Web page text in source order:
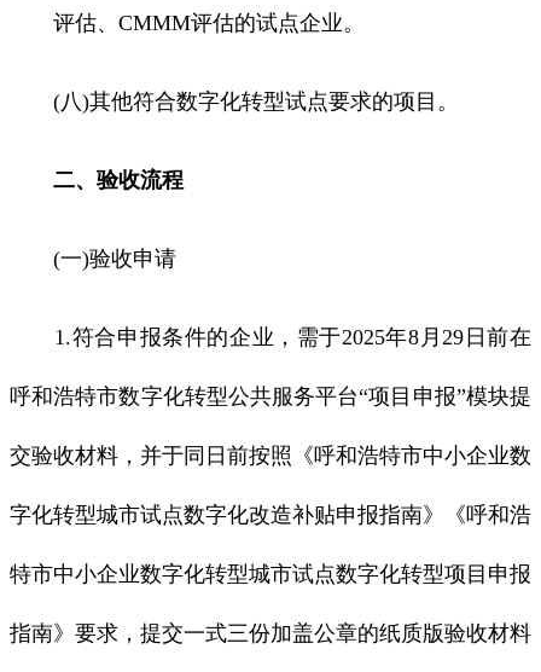
评估、CMMM评估的试点企业。
(八)其他符合数字化转型试点要求的项目。
二、验收流程
(一)验收申请
1.符合申报条件的企业，需于2025年8月29日前在
呼和浩特市数字化转型公共服务平台“项目申报”模块提
交验收材料，并于同日前按照《呼和浩特市中小企业数
字化转型城市试点数字化改造补贴申报指南》《呼和浩
特市中小企业数字化转型城市试点数字化转型项目申报
指南》要求，提交一式三份加盖公章的纸质版验收材料